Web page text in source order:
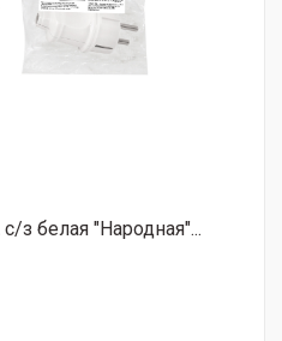
з белая "Народная"...